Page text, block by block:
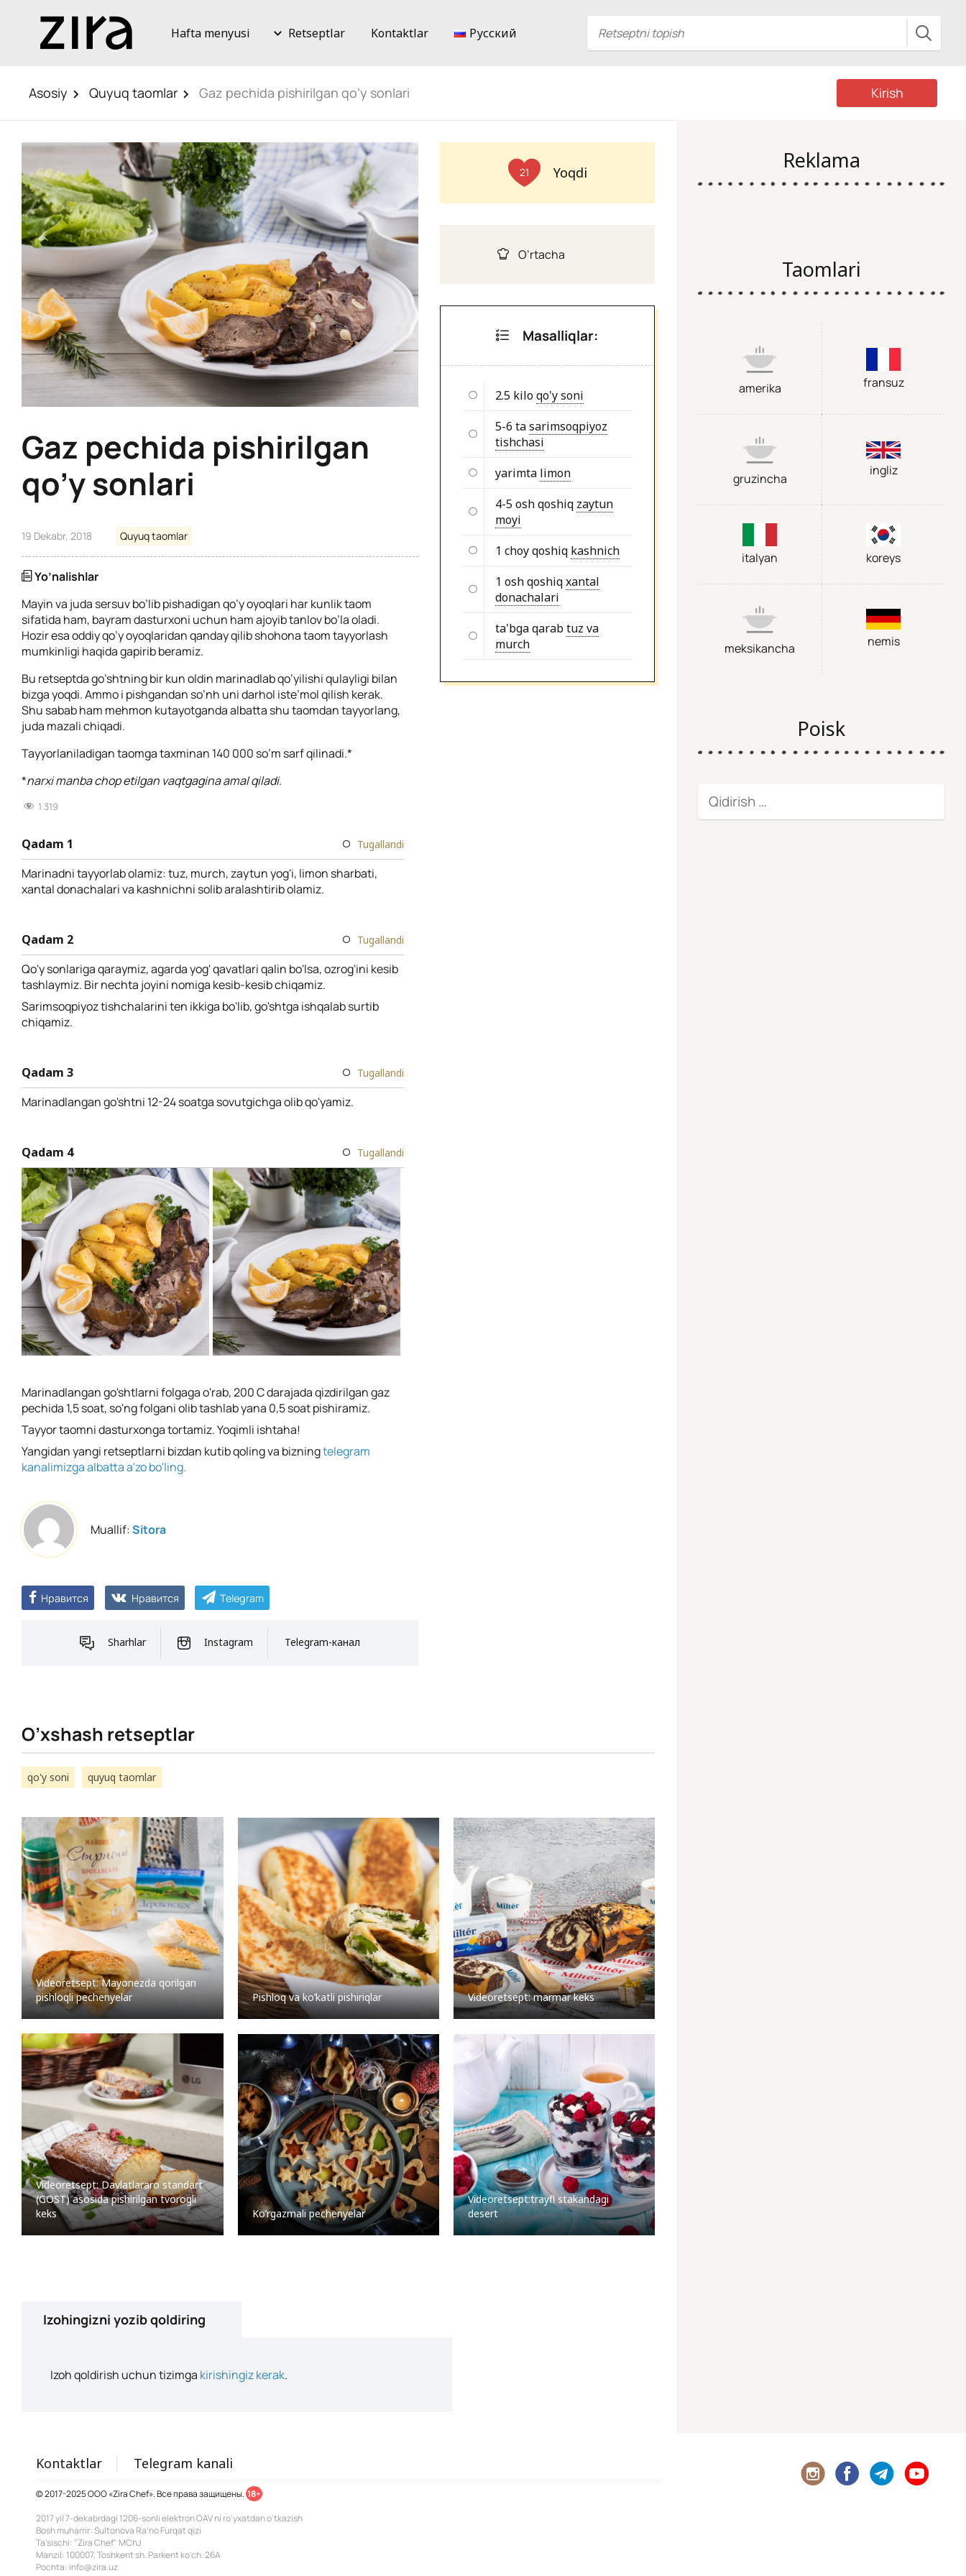
Hafta menyusi Retseptlar Kontaktlar Русский
Asosiy Quyuq taomlar Gaz pechida pishirilgan qo’y sonlari Kirish
Gaz pechida pishirilgan
qo’y sonlari
19 Dekabr, 2018 Quyuq taomlar
Yo’nalishlar
Mayin va juda sersuv bo’lib pishadigan qo’y oyoqlari har kunlik taom
sifatida ham, bayram dasturxoni uchun ham ajoyib tanlov bo’la oladi.
Hozir esa oddiy qo’y oyoqlaridan qanday qilib shohona taom tayyorlash
mumkinligi haqida gapirib beramiz.
Bu retseptda go’shtning bir kun oldin marinadlab qo’yilishi qulayligi bilan
bizga yoqdi. Ammo i pishgandan so’nh uni darhol iste’mol qilish kerak.
Shu sabab ham mehmon kutayotganda albatta shu taomdan tayyorlang,
juda mazali chiqadi.
Tayyorlaniladigan taomga taxminan 140 000 so’m sarf qilinadi.*
*narxi manba chop etilgan vaqtgagina amal qiladi.
1 319
Qadam 1 Tugallandi
Marinadni tayyorlab olamiz: tuz, murch, zaytun yog'i, limon sharbati,
xantal donachalari va kashnichni solib aralashtirib olamiz.
Qadam 2 Tugallandi
Qo'y sonlariga qaraymiz, agarda yog' qavatlari qalin bo'lsa, ozrog'ini kesib
tashlaymiz. Bir nechta joyini nomiga kesib-kesib chiqamiz.
Sarimsoqpiyoz tishchalarini ten ikkiga bo'lib, go'shtga ishqalab surtib
chiqamiz.
Qadam 3 Tugallandi
Marinadlangan go'shtni 12-24 soatga sovutgichga olib qo'yamiz.
Qadam 4 Tugallandi
Marinadlangan go'shtlarni folgaga o'rab, 200 C darajada qizdirilgan gaz
pechida 1,5 soat, so'ng folgani olib tashlab yana 0,5 soat pishiramiz.
Tayyor taomni dasturxonga tortamiz. Yoqimli ishtaha!
Yangidan yangi retseptlarni bizdan kutib qoling va bizningtelegram
kanalimizga albatta a'zo bo'ling.
Muallif:Sitora
Нравится Нравится Telegram
Sharhlar Instagram Telegram-канал
21 Yoqdi
O’rtacha
Masalliqlar:
2.5 kiloqo'y soni
5-6 tasarimsoqpiyoz
tishchasi
yarimta limon
4-5 osh qoshiq zaytun
moyi
1 choy qoshiq kashnich
1 osh qoshiqxantal
donachalari
ta'bga qarabtuz va
murch
O’xshash retseptlar
qo'y soni quyuq taomlar
Videoretsept: Mayonezda qorilgan
pishloqli pechenyelar
Pishloq va ko’katli pishiriqlar Videoretsept: marmar keks
Videoretsept: Davlatlararo standart
(GOST) asosida pishirilgan tvorogli
keks
Ko’rgazmali pechenyelar
Videoretsept:trayfl stakandagi
desert
Izohingizni yozib qoldiring
Izoh qoldirish uchun tizimga kirishingiz kerak.
Reklama
Taomlari
amerika fransuz
gruzincha
ingliz
italyan koreys
meksikancha nemis
Poisk
Kontaktlar Telegram kanali
© 2017-2025 ООО «Zira Chef». Все права защищены. 18+
2017 yil 7-dekabrdagi 1206-sonli elektron OAV ni ro'yxatdan o'tkazish
Bosh muharrir: Sultonova Ra’no Furqat qizi
Ta'sischi: "Zira Chef" MChJ
Manzil: 100007, Toshkent sh. Parkent ko'ch. 26A
Pochta: info@zira.uz